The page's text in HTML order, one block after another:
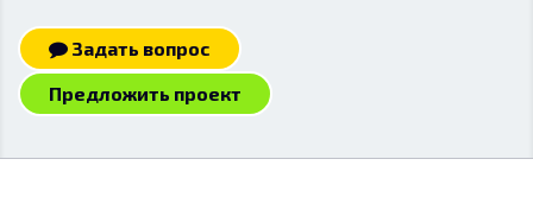
Задать вопрос
Предложить проект